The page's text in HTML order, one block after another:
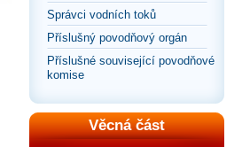
Správci vodních toků
Příslušný povodňový orgán
Příslušné související povodňové
komise
Věcná část